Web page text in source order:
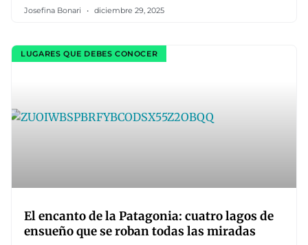
Josefina Bonari diciembre 29, 2025
LUGARES QUE DEBES CONOCER
El encanto de la Patagonia: cuatro lagos de
ensueño que se roban todas las miradas